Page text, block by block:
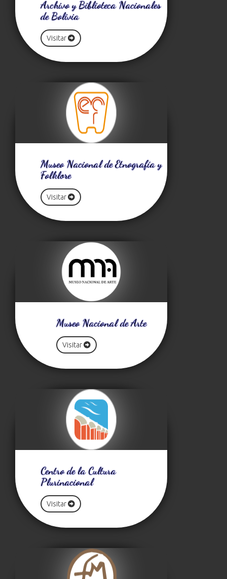
Archivo y Biblioteca Nacionales
de Bolivia
Visitar
Museo Nacional de Etnografía y
Folklore
Visitar
Museo Nacional de Arte
Visitar
Centro de la Cultura
Plurinacional
Visitar